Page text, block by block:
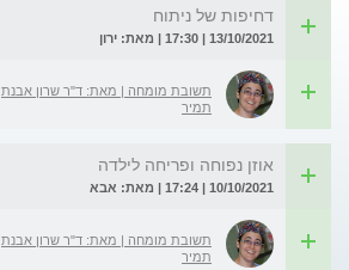
דחיפות של ניתוח
13/10/2021 | 17:30 | מאת: ירון
תשובת מומחה | מאת: ד"ר שרון אבנת
תמיר
אוזן נפוחה ופריחה לילדה
10/10/2021 | 17:24 | מאת: אבא
תשובת מומחה | מאת: ד"ר שרון אבנת
תמיר